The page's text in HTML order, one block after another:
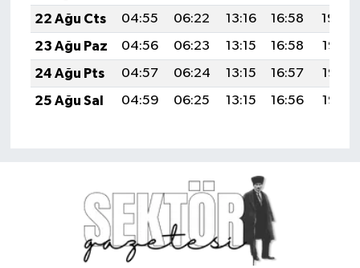
22 Ağu Cts
04:55 06:22 13:16 16:58
19:59
23 Ağu Paz
04:56 06:23 13:15 16:58
19:57
24 Ağu Pts
04:57 06:24 13:15 16:57
19:56
25 Ağu Sal
04:59 06:25 13:15 16:56 19:55